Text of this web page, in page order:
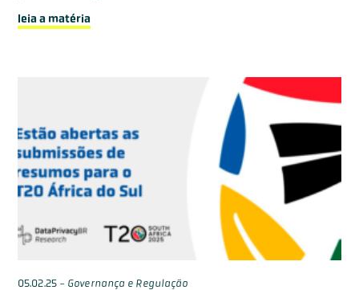
leia a matéria
05.02.25- Governança e Regulação